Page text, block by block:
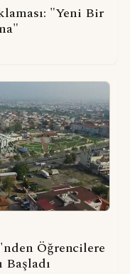
"Yeni Bir
Öğrencilere
Başladı